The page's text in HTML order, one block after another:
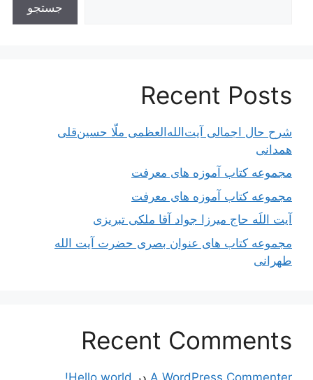
جستجو
Recent Posts
شرح حال اجمالی آیت‌الله‌العظمی ملّا حسین‌قلی
همدانی
مجموعه کتاب آموزه های معرفت
مجموعه کتاب آموزه های معرفت
آیت اللَه حاج میرزا جواد آقا ملکی تبریزی
مجموعه کتاب های عنوان بصری حضرت آیت الله
طهرانی
Recent Comments
A WordPress Commenter در Hello world!